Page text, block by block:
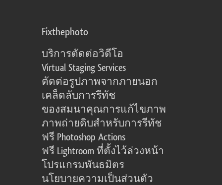
Fixthephoto
บริการตัดต่อวิดีโอ
Virtual Staging Services
ตัดต่อรูปภาพจากภายนอก
เคล็ดลับการรีทัช
ของสมนาคุณการแก้ไขภาพ
ภาพถ่ายดิบสำหรับการรีทัช
ฟรี Photoshop Actions
ฟรี Lightroom ที่ตั้งไว้ล่วงหน้า
โปรแกรมพันธมิตร
นโยบายความเป็นส่วนตัว